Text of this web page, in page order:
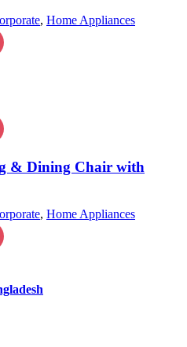
, Home Appliances
& Dining Chair with
, Home Appliances